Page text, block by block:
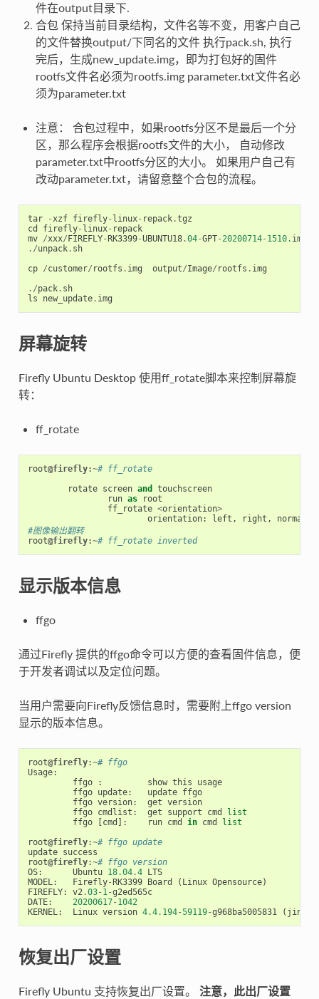
件在output目录下.
合包 保持当前目录结构，文件名等不变，用客户自己
的文件替换output/下同名的文件 执行pack.sh, 执行
完后，生成new_update.img，即为打包好的固件
rootfs文件名必须为rootfs.img parameter.txt文件名必
须为parameter.txt
注意： 合包过程中，如果rootfs分区不是最后一个分
区，那么程序会根据rootfs文件的大小， 自动修改
parameter.txt中rootfs分区的大小。 如果用户自己有
改动parameter.txt，请留意整个合包的流程。
tar -xzf firefly- linux- repack.tgz
cd
firefly- linux- repack
mv /xxx/ FIREFLY- RK3399-UBUNTU18.04-GPT-20200714- 1510. img
./unpack. sh
cp /customer/ rootfs . img output/Image/ rootfs . img
./pack. sh
ls
new_update. img
屏幕旋转
Firefly Ubuntu Desktop 使用ff_rotate脚本来控制屏幕旋
转：
ff_rotate
root@firefly:~# ff_rotate
rotate screen and
touchscreen
run as
root
ff_rotate <orientation>
orientation: left , right , normal
#图像输出翻转
root@firefly:~# ff_rotate inverted
显示版本信息
ffgo
通过Firefly 提供的ffgo命令可以方便的查看固件信息，便
于开发者调试以及定位问题。
当用户需要向Firefly反馈信息时，需要附上ffgo version
显示的版本信息。
root@firefly:~# ffgo
Usage:
ffgo
: show this
usage
ffgo update: update ffgo
ffgo version: get version
ffgo cmdlist : get support cmd
list
ffgo
cmd ]: run cmd in cmd
list
root@firefly:~# ffgo update
update success
root@firefly:~# ffgo version
OS: Ubuntu 18.04.4
LTS
MODEL: Firefly- RK3399 Board ( Linux Opensource)
FIREFLY: v2.03- 1-g2ed565c
DATE: 20200617- 1042
KERNEL: Linux version 4.4. 194-59119-g968ba5005831 (
恢复出厂设置
Firefly Ubuntu 支持恢复出厂设置。 注意，此出厂设置